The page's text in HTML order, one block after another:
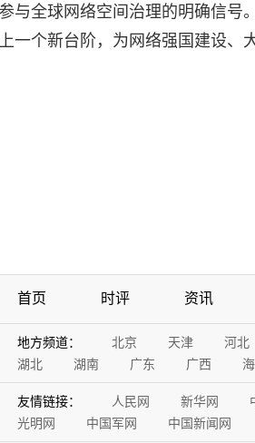
与全球网络空间治理的明确信号
一个新台阶，为网络强国建设、
首页 时评 资讯
地方频道： 北京 天津 河北
湖北
湖南 广东 广西
友情链接： 人民网 新华网
光明网
中国军网 中国新闻网